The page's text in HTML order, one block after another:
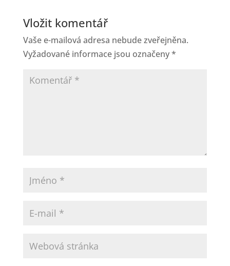
Vložit komentář
Vaše e-mailová adresa nebude zveřejněna.
Vyžadované informace jsou označeny*